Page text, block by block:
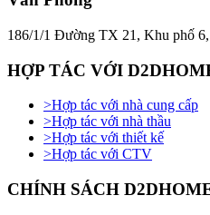
186/1/1 Đường TX 21, Khu phố
HỢP TÁC VỚI
>Hợp tác với nhà cung cấp
>Hợp tác với nhà thầu
>Hợp tác với thiết kế
>Hợp tác với CTV
CHÍNH SÁCH